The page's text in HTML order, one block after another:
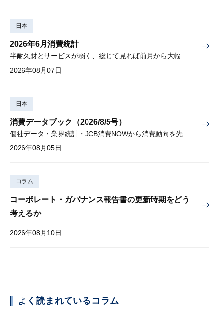
日本
2026年6月消費統計
2026年08月07日
日本
消費データブック（2026/8/5号）
2026年08月05日
コラム
コーポレート・ガバナンス報告書の更新時期をどう
考えるか
2026年08月10日
よく読まれているコラム